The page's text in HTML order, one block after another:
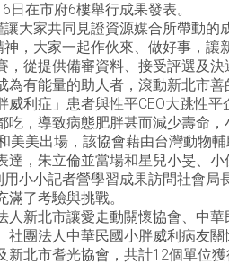
在市府6樓舉行成果發表。
大家共同見證資源媒合所帶動
，大家一起作伙來、做好事，讓
從提供備審資料、接受評選及
有能量的助人者，滾動新北市善
利症」患者與性平CEO大跳性
，導致病態肥胖甚而減少壽命
美美出場，該協會藉由台灣動物
，朱立倫並當場和星兒小旻、
小小記者營學習成果訪問社會
了考驗與挑戰。
新北市讓愛走動關懷協會、中
團法人中華民國小胖威利病友
北市耆光協會，共計12個單位